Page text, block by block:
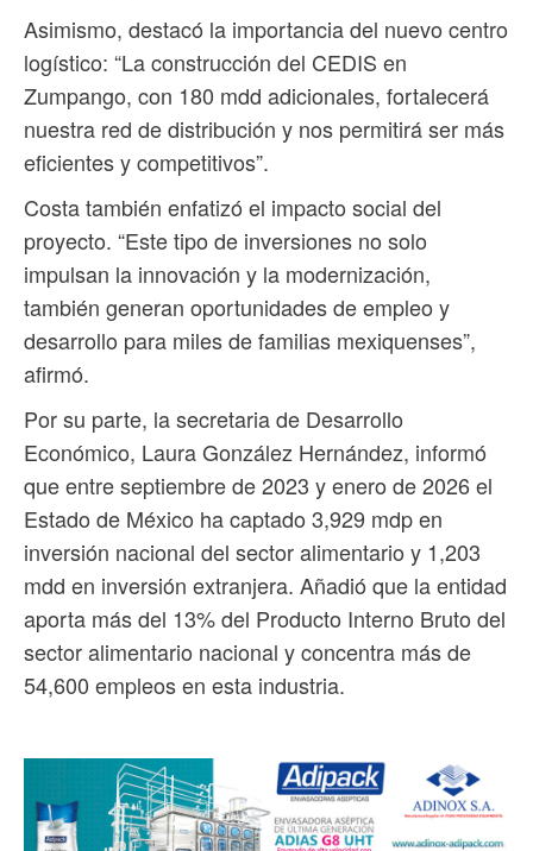
Asimismo, destacó la importancia del nuevo centro
logístico: “La construcción del CEDIS en
Zumpango, con 180 mdd adicionales, fortalecerá
nuestra red de distribución y nos permitirá ser más
eficientes y competitivos”.
Costa también enfatizó el impacto social del
proyecto. “Este tipo de inversiones no solo
impulsan la innovación y la modernización,
también generan oportunidades de empleo y
desarrollo para miles de familias mexiquenses”,
afirmó.
Por su parte, la secretaria de Desarrollo
Económico, Laura González Hernández, informó
que entre septiembre de 2023 y enero de 2026 el
Estado de México ha captado 3,929 mdp en
inversión nacional del sector alimentario y 1,203
mdd en inversión extranjera. Añadió que la entidad
aporta más del 13% del Producto Interno Bruto del
sector alimentario nacional y concentra más de
54,600 empleos en esta industria.